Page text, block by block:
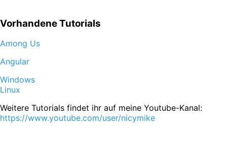
Vorhandene Tutorials
Among Us
Angular
Windows
Linux
Weitere Tutorials findet ihr auf meine Youtube-Kanal:
https://www.youtube.com/user/nicymike